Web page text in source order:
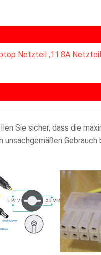
Netzteil ,11.8A
Sie sicher, dass die
Gebrauch